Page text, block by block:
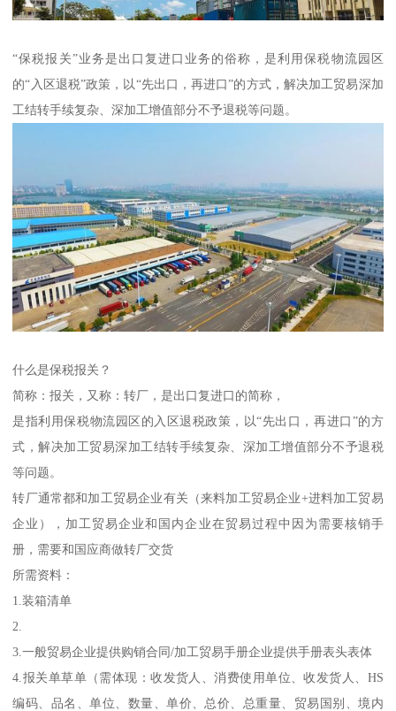
“保税报关”业务是出口复进口业务的俗称，是利用保税物流园区
的“入区退税”政策，以“先出口，再进口”的方式，解决加工贸易深加
工结转手续复杂、深加工增值部分不予退税等问题。
什么是保税报关？
简称：报关，又称：转厂，是出口复进口的简称，
是指利用保税物流园区的入区退税政策，以“先出口，再进口”的方
式，解决加工贸易深加工结转手续复杂、深加工增值部分不予退税
等问题。
转厂通常都和加工贸易企业有关（来料加工贸易企业+进料加工贸易
企业），加工贸易企业和国内企业在贸易过程中因为需要核销手
册，需要和国应商做转厂交货
所需资料：
1.装箱清单
2.
3.一般贸易企业提供购销合同/加工贸易手册企业提供手册表头表体
4.报关单草单（需体现：收发货人、消费使用单位、收发货人、HS
编码、品名、单位、数量、单价、总价、总重量、贸易国别、境内